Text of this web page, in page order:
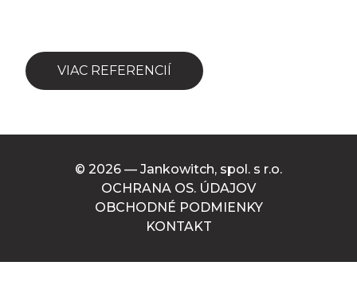
VIAC REFERENCIÍ
© 2026 — Jankowitch, spol. s r.o.
OCHRANA OS. ÚDAJOV
OBCHODNÉ PODMIENKY
KONTAKT